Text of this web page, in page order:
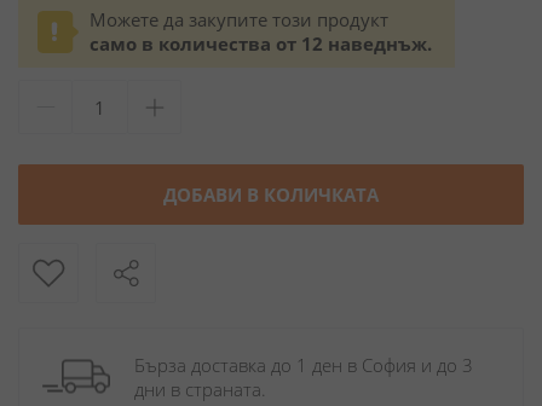
Можете да закупите този продукт
само в количества от 12 наведнъж.
ДОБАВИ В КОЛИЧКАТА
Бърза доставка до 1 ден в София и до 3
дни в страната.